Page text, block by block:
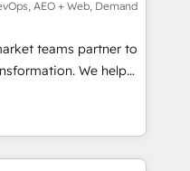
をContent Hubで一体
行支援：Salesforce・
カスタム設計、履歴
対応：ChatGPT・
ー認定 ✓ HubSpotアワ
/
Success Media. -
and custom agents
compliance
AEO + Web, Demand
teams partner to
We help
AI-powered
HubSpot’s
expert-led
built apps,